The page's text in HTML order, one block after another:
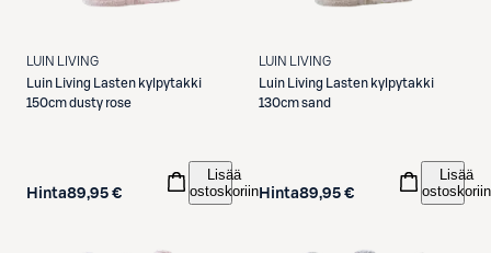
LUIN LIVING
Luin Living
Lasten kylpytakki
150cm dusty rose
Hinta89,95 €
Lisää
ostoskoriin
LUIN LIVING
Luin Living
Lasten kylpytakki
130cm sand
Hinta89,95 €
Lisää
ostoskoriin